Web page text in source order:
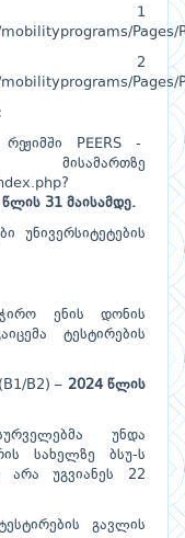
1
Pages/
2
Pages/
PEERS -
31 მაისამდე.
უნივერსიტეტების
ენის დონის
ტესტირების
B2) – 2024 წლის
უნდა
სახელზე ბსუ-ს
არა უგვიანეს 22
გავლის